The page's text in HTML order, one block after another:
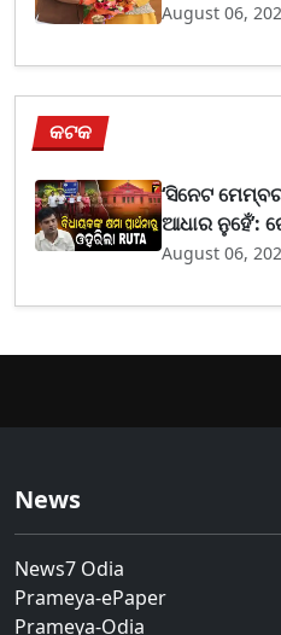
August 06,
କଟକ
‘ସିନେଟ
ଆଧାର ନୁହେଁ’:
August 06,
News
News7 Odia
Prameya-ePaper
Prameya-Odia